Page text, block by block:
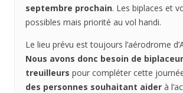
septembre prochain. Les biplaces et
possibles mais priorité au vol handi.
Le lieu prévu est toujours l’aérodrome
Nous avons donc besoin de
treuilleurs pour compléter cette
des personnes souhaitant aider à